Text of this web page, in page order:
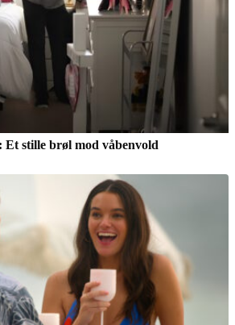
Et stille brøl mod våbenvold